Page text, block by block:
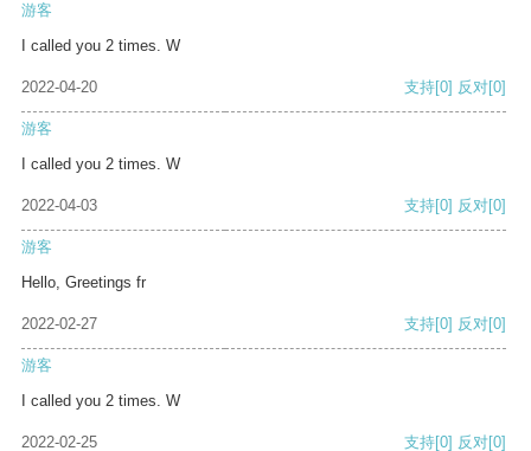
游客
I called you 2 times. W
2022-04-20 支持[0] 反对[0]
游客
I called you 2 times. W
2022-04-03 支持[0] 反对[0]
游客
Hello, Greetings fr
2022-02-27 支持[0] 反对[0]
游客
I called you 2 times. W
2022-02-25 支持[0] 反对[0]